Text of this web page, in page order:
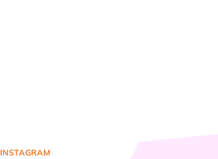
INSTAGRAM